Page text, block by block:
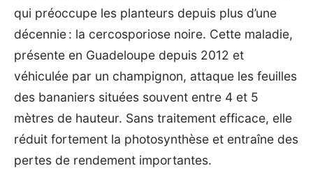
qui préoccupe les planteurs depuis plus d’une
décennie : la cercosporiose noire. Cette maladie,
présente en Guadeloupe depuis 2012 et
véhiculée par un champignon, attaque les feuilles
des bananiers situées souvent entre 4 et 5
mètres de hauteur. Sans traitement efficace, elle
réduit fortement la photosynthèse et entraîne des
pertes de rendement importantes.